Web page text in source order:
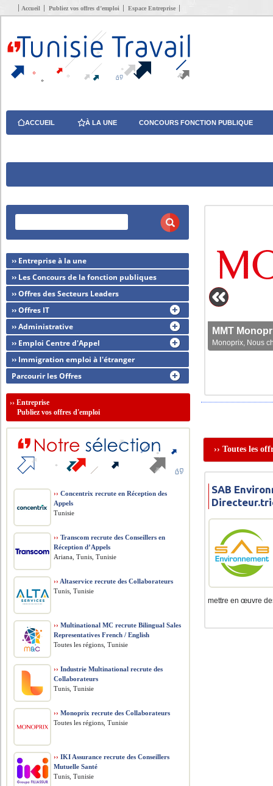
Accueil Publiez vos offres d’emploi Espace Entreprise
ACCUEIL À LA UNE CONCOURS FONCTION PUBLIQUE
MMT
Monoprix, Nous
›› Toutes les
SAB
mettre en œuvre
›› Entreprise à la une
›› Les Concours de la fonction publiques
›› Offres des Secteurs Leaders
›› Offres IT
›› Administrative
›› Emploi Centre d'Appel
›› Immigration emploi à l'étranger
Parcourir les Offres
››Entreprise
Publiez vos offres d'emploi
›› Concentrix recrute en Réception des
Appels
Tunisie
›› Transcom recrute des Conseillers en
Réception d’Appels
Ariana, Tunis, Tunisie
›› Altaservice recrute des Collaborateurs
Tunis, Tunisie
›› Multinational MC recrute Bilingual Sales
Representatives French / English
Toutes les régions, Tunisie
›› Industrie Multinational recrute des
Collaborateurs
Tunis, Tunisie
›› Monoprix recrute des Collaborateurs
Toutes les régions, Tunisie
›› IKI Assurance recrute des Conseillers
Mutuelle Santé
Tunis, Tunisie